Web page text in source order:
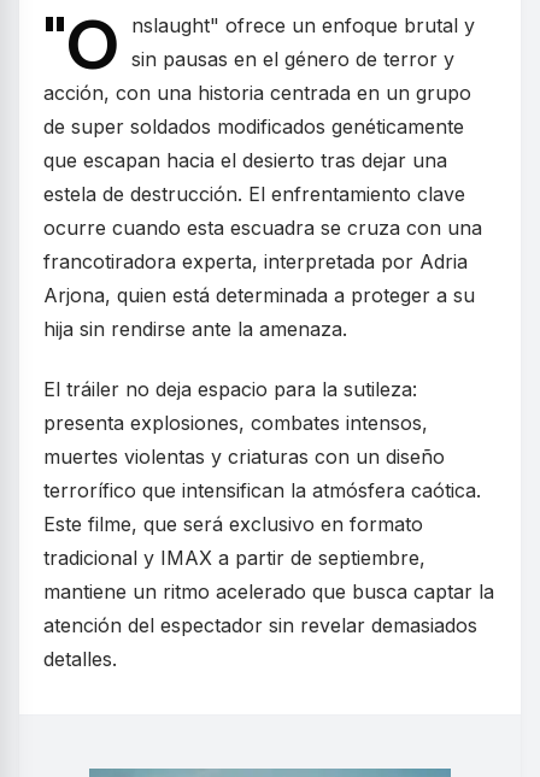
"O
nslaught" ofrece un enfoque brutal y
sin pausas en el género de terror y
acción, con una historia centrada en un grupo
de super soldados modificados genéticamente
que escapan hacia el desierto tras dejar una
estela de destrucción. El enfrentamiento clave
ocurre cuando esta escuadra se cruza con una
francotiradora experta, interpretada por Adria
Arjona, quien está determinada a proteger a su
hija sin rendirse ante la amenaza.
El tráiler no deja espacio para la sutileza:
presenta explosiones, combates intensos,
muertes violentas y criaturas con un diseño
terrorífico que intensifican la atmósfera caótica.
Este filme, que será exclusivo en formato
tradicional y IMAX a partir de septiembre,
mantiene un ritmo acelerado que busca captar la
atención del espectador sin revelar demasiados
detalles.